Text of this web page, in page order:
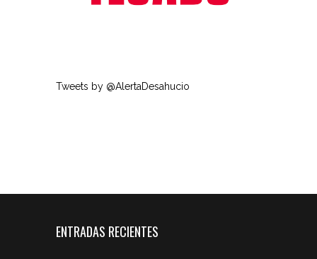
Tweets by @AlertaDesahucio
ENTRADAS RECIENTES